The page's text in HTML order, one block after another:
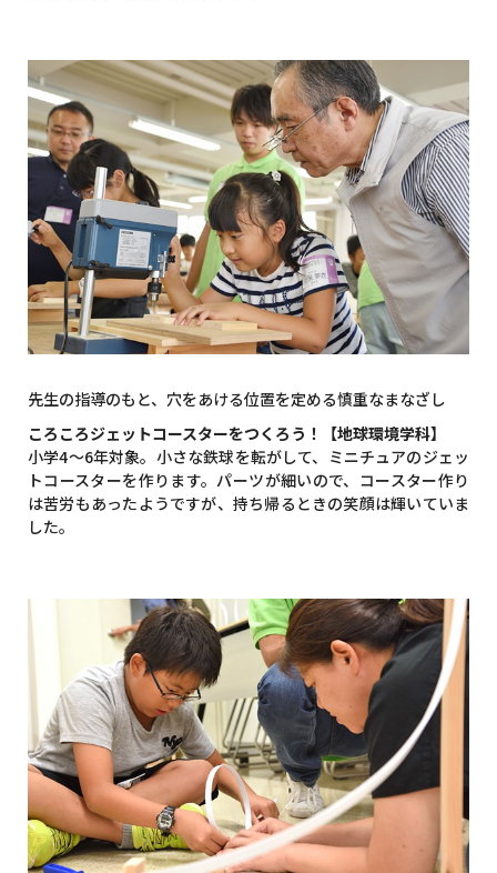
先生の指導のもと、穴をあける位置を定める慎重なまなざし
ころころジェットコースターをつくろう！【地球環境学科】
小学4～6年対象。小さな鉄球を転がして、ミニチュアのジェッ
トコースターを作ります。パーツが細いので、コースター作り
は苦労もあったようですが、持ち帰るときの笑顔は輝いていま
した。